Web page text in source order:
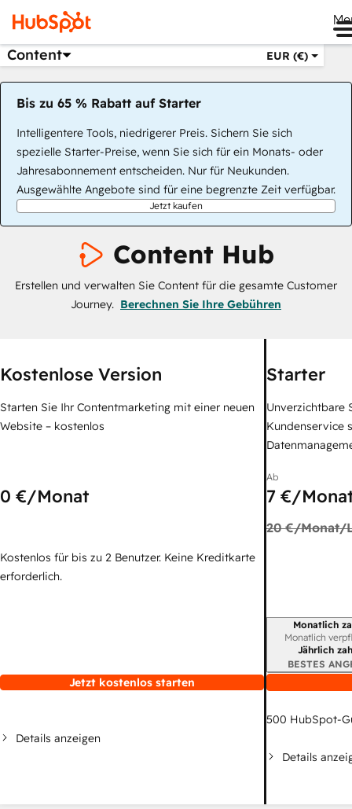
Content EUR (€)
Bis zu 65 % Rabatt auf Starter
Intelligentere Tools, niedrigerer Preis. Sichern Sie sich
spezielle Starter-Preise, wenn Sie sich für ein Monats- oder
Jahresabonnement entscheiden. Nur für Neukunden.
Ausgewählte Angebote sind für eine begrenzte Zeit verfügbar.
Jetzt kaufen
Content Hub
Erstellen und verwalten Sie Content für die gesamte Customer
Journey. Berechnen Sie Ihre Gebühren
Kostenlose Version
Starten Sie Ihr Contentmarketing mit einer neuen
Website – kostenlos
0 €/Monat
Kostenlos für bis zu 2 Benutzer. Keine Kreditkarte
erforderlich.
Jetzt kostenlos starten
Details anzeigen
Starter
Unverzichtbare
Kundenservice
Ab
7 €/
20 €/Monat/
Monatlich
Monatlich
Jährlich
BESTES
500 HubSpot-
Details